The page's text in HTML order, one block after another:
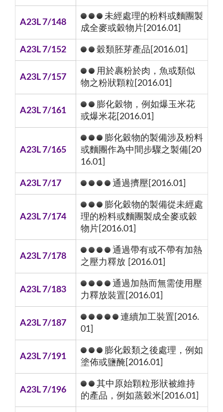
A23L 7/148
未經處理的粉料或麵團製
成全麥或穀物片[2016.01]
A23L 7/152 穀類胚芽產品[2016.01]
A23L 7/157
用於裹粉於肉，魚或類似
物之粉狀顆粒[2016.01]
A23L 7/161
膨化穀物，例如爆玉米花
或爆米花[2016.01]
A23L 7/165
膨化穀物的製備涉及粉料
或麵團作為中間步驟之製備[20
16.01]
A23L 7/17 通過擠壓[2016.01]
A23L 7/174
膨化穀物的製備從未經處
理的粉料或麵團製成全麥或穀
物片[2016.01]
A23L 7/178
通過帶有或不帶有加熱
之壓力釋放 [2016.01]
A23L 7/183
通過加熱而無需使用壓
力釋放裝置[2016.01]
A23L 7/187
連續加工裝置[2016.
01]
A23L 7/191
膨化榖類之後處理，例如
塗佈或鹽醃[2016.01]
A23L 7/196
其中原始顆粒形狀被維持
的產品，例如蒸穀米[2016.01]